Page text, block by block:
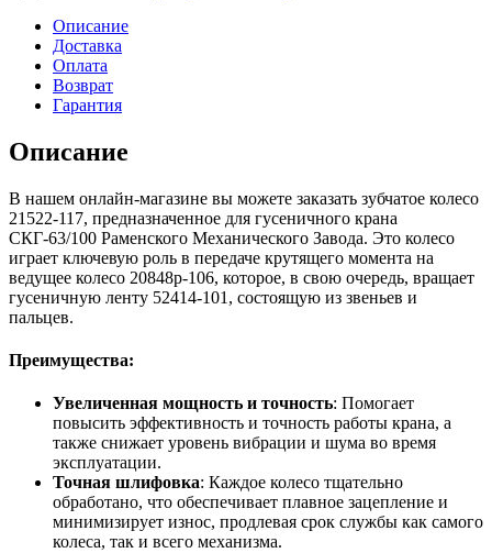
гусеничный
кран
СКГ-63/100
Описание
Доставка
Оплата
Возврат
Гарантия
Описание
В нашем онлайн-магазине вы можете заказать зубчатое колесо
21522-117, предназначенное для гусеничного крана
СКГ-63/100 Раменского Механического Завода. Это колесо
играет ключевую роль в передаче крутящего момента на
ведущее колесо 20848р-106, которое, в свою очередь, вращает
гусеничную ленту 52414-101, состоящую из звеньев и
пальцев.
Преимущества:
Увеличенная мощность и точность: Помогает
повысить эффективность и точность работы крана, а
также снижает уровень вибрации и шума во время
эксплуатации.
Точная шлифовка: Каждое колесо тщательно
обработано, что обеспечивает плавное зацепление и
минимизирует износ, продлевая срок службы как самого
колеса, так и всего механизма.